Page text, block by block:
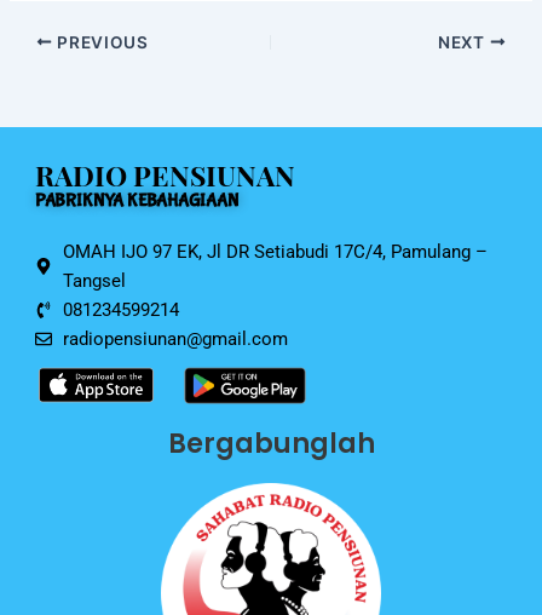
c
e
o
o
k
ai
l
p
p
PREVIOUS NEXT
RADIO PENSIUNAN
PABRIKNYA KEBAHAGIAAN
OMAH IJO 97 EK, Jl DR Setiabudi 17C/4, Pamulang –
Tangsel
081234599214
radiopensiunan@gmail.com
Bergabunglah